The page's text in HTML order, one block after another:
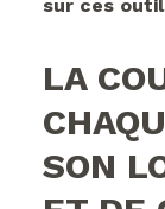
sur ces
LA
SON